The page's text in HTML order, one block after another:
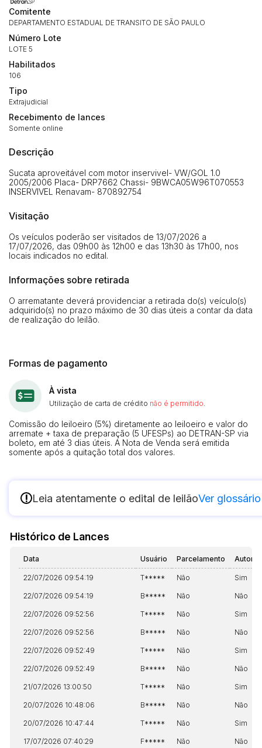
Comitente
DEPARTAMENTO ESTADUAL DE TRANSITO DE SÃO PAULO
Número Lote
LOTE 5
Habilitados
106
Tipo
Extrajudicial
Recebimento de lances
Somente online
Descrição
Sucata aproveitável com motor inservivel- VW/GOL 1.0
2005/2006 Placa- DRP7662 Chassi- 9BWCA05W96T070553
INSERVIVEL Renavam- 870892754
Visitação
Os veículos poderão ser visitados de 13/07/2026 a
17/07/2026, das 09h00 às 12h00 e das 13h30 às 17h00, nos
locais indicados no edital.
Informações sobre retirada
O arrematante deverá providenciar a retirada do(s) veículo(s)
adquirido(s) no prazo máximo de 30 dias úteis a contar da data
de realização do leilão.
Formas de pagamento
À vista
Utilização de carta de crédito não é permitido
Comissão do leiloeiro (5%) diretamente ao leiloeiro e valor do
arremate + taxa de preparação (5 UFESPs) ao DETRAN-SP via
boleto, em até 3 dias úteis. A Nota de Venda será emitida
somente após a quitação total dos valores.
! Leia atentamente o edital de leilãoVer
Histórico de Lances
Data Usuário Parcelamento
22/07/2026 09:54:19 T***** Não Sim
22/07/2026 09:54:19 B***** Não Não
22/07/2026 09:52:56 T***** Não Sim
22/07/2026 09:52:56 B***** Não Não
22/07/2026 09:52:49 T***** Não Sim
22/07/2026 09:52:49 B***** Não Não
21/07/2026 13:00:50 T***** Não Sim
20/07/2026 10:48:06 B***** Não Não
20/07/2026 10:47:44 T***** Não Sim
17/07/2026 07:40:29 F***** Não Não
(Art. 895, CPC)
14/04/2025 18:43:11 TIAGOFELIPE R$ 1,00
Clique aqui para fazer login
Habilite-se para efetuar lances ou